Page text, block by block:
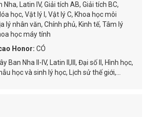
Nha, Latin IV, Giải tích AB, Giải tích BC,
học, Vật lý I, Vật lý C, Khoa học môi
lý nhân văn, Chính phủ, Kinh tế, Tâm lý
học máy tính
Honor: CÓ
Ban Nha II-IV, Latin II,III, Đại số II, Hình học,
học và sinh lý học, Lịch sử thế giới,...